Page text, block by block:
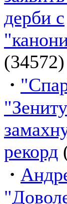
дерби с
(34572)
·
рекорд
·